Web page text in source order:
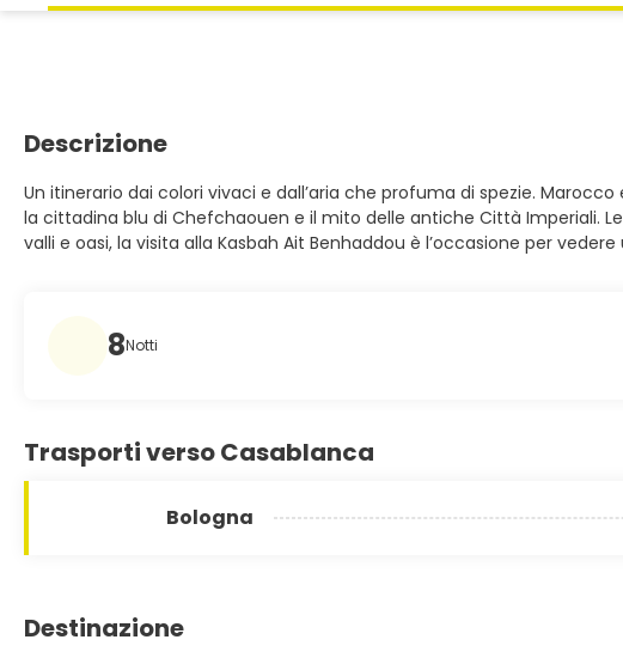
Descrizione
Un itinerario dai colori vivaci e dall’aria che profuma di spezie.
la cittadina blu di Chefchaouen e il mito delle antiche Città Imperiali.
valli e oasi, la visita alla Kasbah Ait Benhaddou è l’occasione per
8Notti
Trasporti verso Casablanca
Bologna
Destinazione